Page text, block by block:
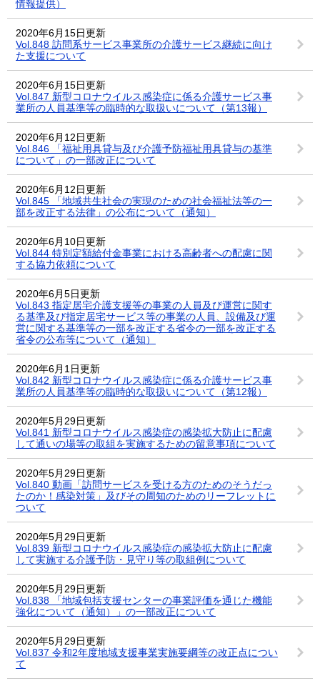
情報提供）
2020年6月15日更新
Vol.848 訪問系サービス事業所の介護サービス継続に向け
た支援について
2020年6月15日更新
Vol.847 新型コロナウイルス感染症に係る介護サービス事
業所の人員基準等の臨時的な取扱いについて（第13報）
2020年6月12日更新
Vol.846 「福祉用具貸与及び介護予防福祉用具貸与の基準
について」の一部改正について
2020年6月12日更新
Vol.845 「地域共生社会の実現のための社会福祉法等の一
部を改正する法律」の公布について（通知）
2020年6月10日更新
Vol.844 特別定額給付金事業における高齢者への配慮に関
する協力依頼について
2020年6月5日更新
Vol.843 指定居宅介護支援等の事業の人員及び運営に関す
る基準及び指定居宅サービス等の事業の人員、設備及び運
営に関する基準等の一部を改正する省令の一部を改正する
省令の公布等について（通知）
2020年6月1日更新
Vol.842 新型コロナウイルス感染症に係る介護サービス事
業所の人員基準等の臨時的な取扱いについて（第12報）
2020年5月29日更新
Vol.841 新型コロナウイルス感染症の感染拡大防止に配慮
して通いの場等の取組を実施するための留意事項について
2020年5月29日更新
Vol.840 動画「訪問サービスを受ける方のためのそうだっ
たのか！感染対策」及びその周知のためのリーフレットに
ついて
2020年5月29日更新
Vol.839 新型コロナウイルス感染症の感染拡大防止に配慮
して実施する介護予防・見守り等の取組例について
2020年5月29日更新
Vol.838 「地域包括支援センターの事業評価を通じた機能
強化について（通知）」の一部改正について
2020年5月29日更新
Vol.837 令和2年度地域支援事業実施要綱等の改正点につい
て